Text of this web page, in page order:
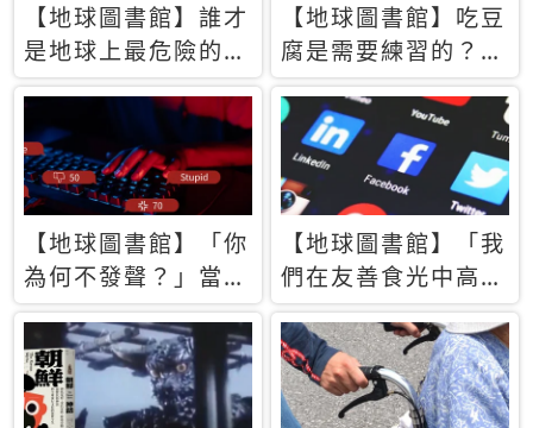
【地球圖書館】誰才
是地球上最危險的動
物？人類喜好決定哪
些動物「揹黑鍋」
【地球圖書館】吃豆
腐是需要練習的？當
西方人試圖用「煉
乳」配上那塊無味的
白色豆腐
【地球圖書館】「你
為何不發聲？」當情
緒淹沒理智 你以為
的正義成為壓迫他人
的工具
【地球圖書館】「我
們在友善食光中高呼
民主自由，然後被刪
文」一本給Z世代的
末日寶懺《困在社群
平台》